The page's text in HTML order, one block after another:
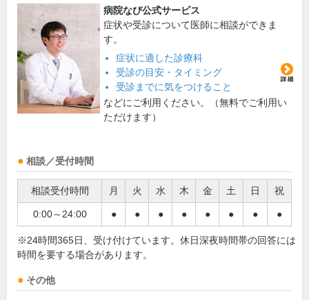
病院なび公式サービス
症状や受診について医師に相談ができま
す。
症状に適した診療科
受診の目安・タイミング
受診までに気をつけること
などにご利用ください。（無料でご利用い
ただけます）
相談／受付時間
相談受付時間 月 火 水 木 金 土 日 祝
0:00～24:00 ● ● ● ● ● ● ● ●
※24時間365日、受け付けています。休日深夜時間帯の回答には
時間を要する場合があります。
その他